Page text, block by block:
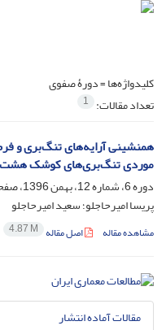
کلیدواژه‌ها =دورۀ صفوی
تعداد مقالات: 1
همنشینی آرایه‌های تنگ‌بری و
موردی تنگ‌بری‌های کوشک
دوره 6، شماره 12، بهمن 1396، صفحه
پریسا امیرحاجلو؛ سعید امیرحاجلو
مشاهده مقاله اصل مقاله 4.87 M
مقالات آماده انتشار